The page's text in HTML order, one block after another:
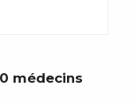
médecins